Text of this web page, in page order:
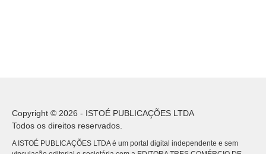
Copyright © 2026 - ISTOÉ PUBLICAÇÕES LTDA
Todos os direitos reservados.
A ISTOÉ PUBLICAÇÕES LTDA é um portal digital independente e sem